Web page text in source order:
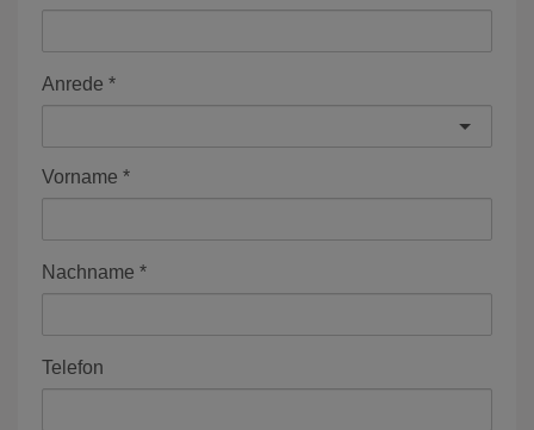
Anrede
Vorname
Nachname
Telefon